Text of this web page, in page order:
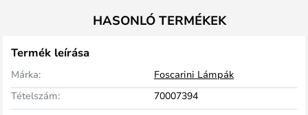
HASONLÓ TERMÉKEK
Termék leírása
Márka:
Foscarini Lámpák
Tételszám:
70007394